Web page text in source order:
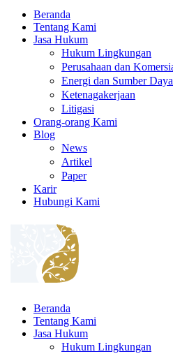
Beranda
Tentang Kami
Jasa Hukum
Hukum Lingkungan
Perusahaan dan
Energi dan Sumber
Ketenagakerjaan
Litigasi
Orang-orang Kami
Blog
News
Artikel
Paper
Karir
Hubungi Kami
Beranda
Tentang Kami
Jasa Hukum
Hukum Lingkungan